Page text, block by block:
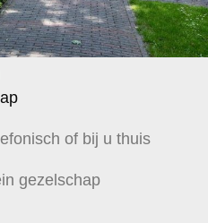
of bij u thuis
gezelschap